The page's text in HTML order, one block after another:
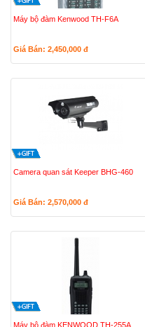
Máy bộ đàm Kenwood TH-F6A
Giá Bán: 2,450,000 đ
Camera quan sát Keeper BHG-460
Giá Bán: 2,570,000 đ
Máy bộ đàm KENWOOD TH-255A